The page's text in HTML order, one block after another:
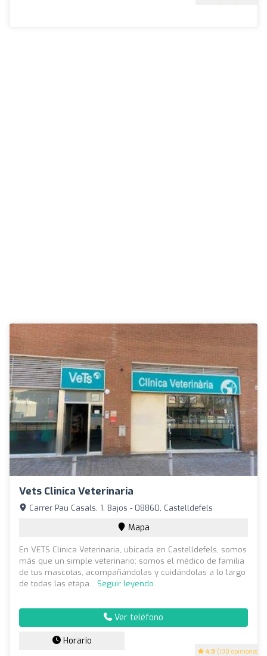
Vets Clinica Veterinaria
4.9 (130 opiniones)
Carrer Pau Casals, 1, Bajos - 08860, Castelldefels
Mapa
En VETS Clínica Veterinaria, ubicada en Castelldefels, somos
más que un simple veterinario; somos el médico de familia
de tus mascotas, acompañándolas y cuidándolas a lo largo
de todas las etapa... Seguir leyendo
Ver teléfono
Horario